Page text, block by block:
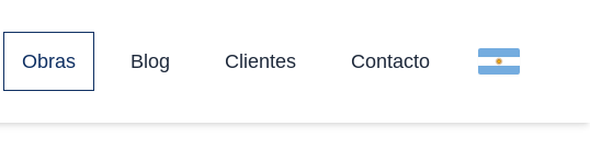
Obras Blog Clientes Contacto